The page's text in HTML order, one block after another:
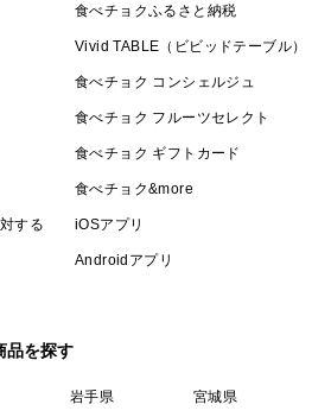
する
食べチョクふるさと納税
Vivid TABLE（ビビッドテーブル）
食べチョク コンシェルジュ
食べチョク フルーツセレクト
食べチョク ギフトカード
食べチョク&more
iOSアプリ
Androidアプリ
品を探す
岩手県
宮城県